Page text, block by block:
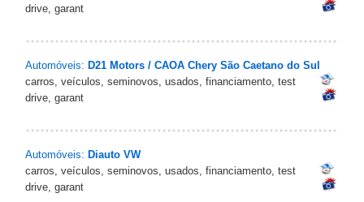
drive, garant
Automóveis: D21 Motors / CAOA Chery São Caetano do Sul
carros, veículos, seminovos, usados, financiamento, test
drive, garant
Automóveis: Diauto VW
carros, veículos, seminovos, usados, financiamento, test
drive, garant